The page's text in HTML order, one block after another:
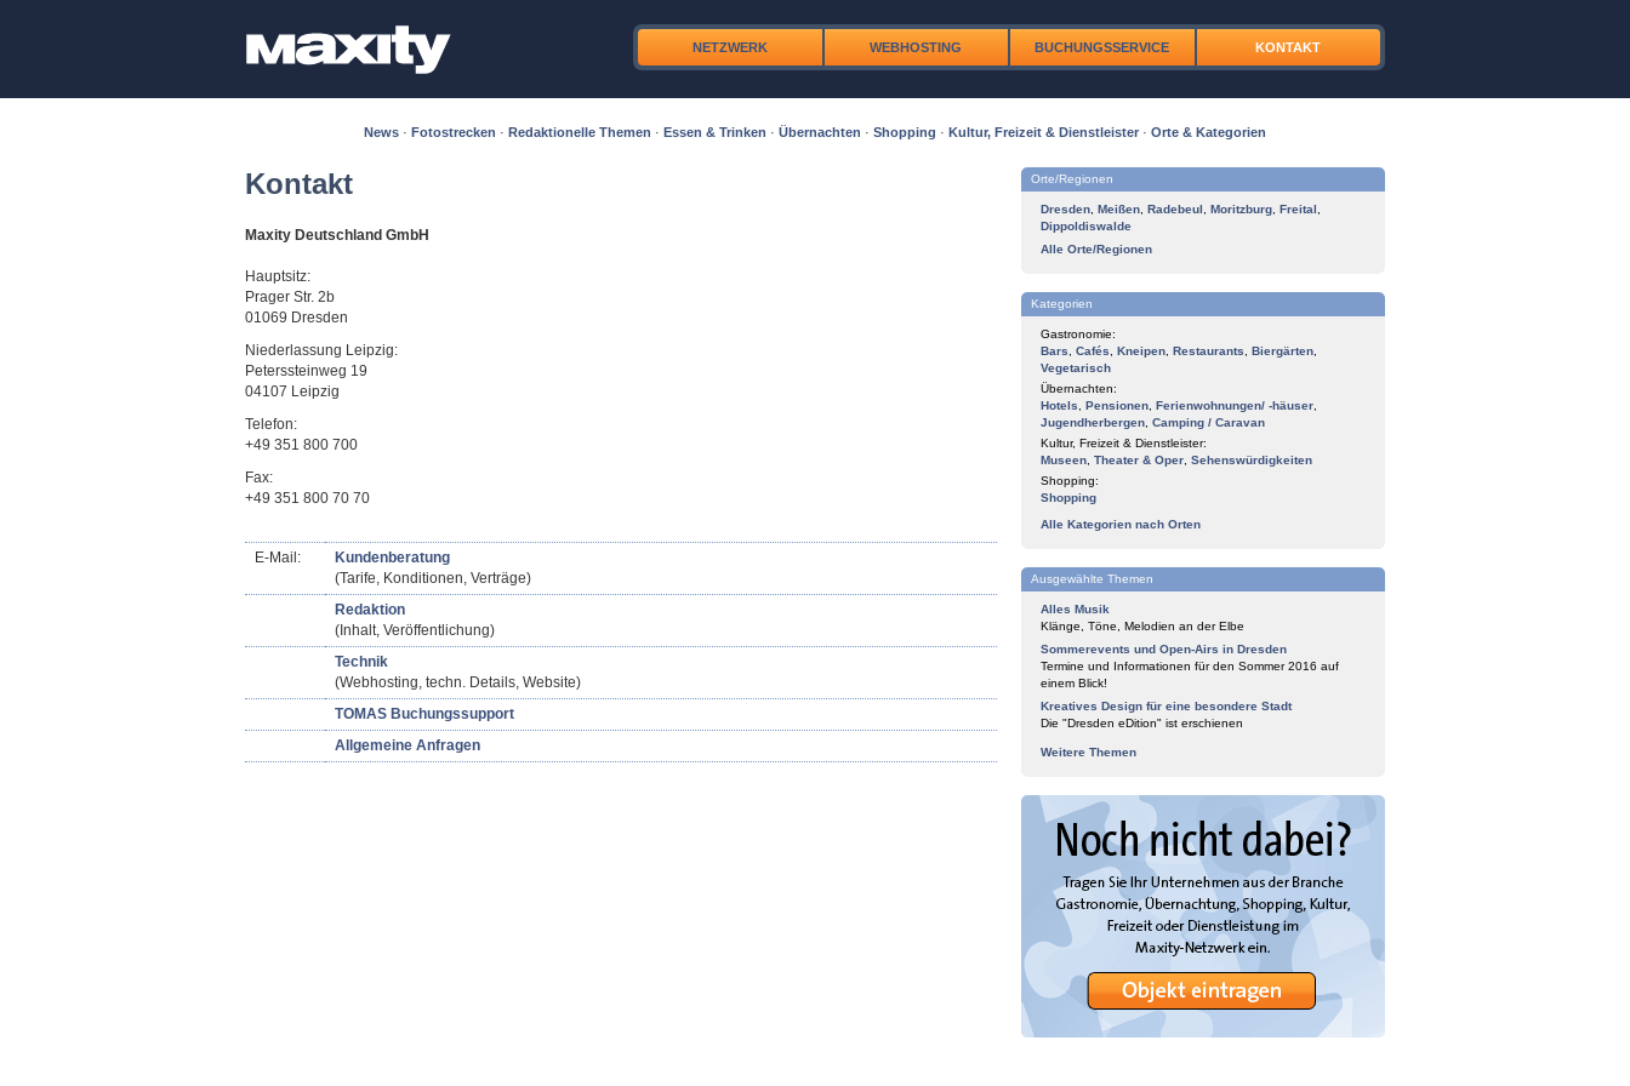
NETZWERK WEBHOSTING BUCHUNGSSERVICE KONTAKT
News · Fotostrecken · Redaktionelle Themen · Essen & Trinken · Übernachten · Shopping · Kultur, Freizeit & Dienstleister · Orte & Kategorien
Kontakt
Maxity Deutschland GmbH
Hauptsitz:
Prager Str. 2b
01069 Dresden
Niederlassung Leipzig:
Peterssteinweg 19
04107 Leipzig
Telefon:
+49 351 800 700
Fax:
+49 351 800 70 70
E-Mail:
Kundenberatung
(Tarife, Konditionen, Verträge)
Redaktion
(Inhalt, Veröffentlichung)
Technik
(Webhosting, techn. Details, Website)
TOMAS Buchungssupport
Allgemeine Anfragen
Orte/Regionen
Dresden Meißen Radebeul Moritzburg Freital
Dippoldiswalde
Alle Orte/Regionen
Kategorien
Gastronomie:
Bars
Cafés Kneipen Restaurants Biergärten
Vegetarisch
Übernachten:
Hotels
Pensionen Ferienwohnungen/ -häuser
Jugendherbergen Camping / Caravan
Kultur, Freizeit & Dienstleister:
Museen Theater & Oper Sehenswürdigkeiten
Shopping:
Shopping
Alle Kategorien nach Orten
Ausgewählte Themen
Alles Musik
Klänge, Töne, Melodien an der Elbe
Sommerevents und Open-Airs in Dresden
Termine und Informationen für den Sommer 2016 auf
einem Blick!
Kreatives Design für eine besondere Stadt
Die "Dresden eDition" ist erschienen
Weitere Themen